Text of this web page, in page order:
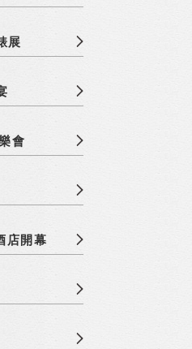
展
會
店開幕